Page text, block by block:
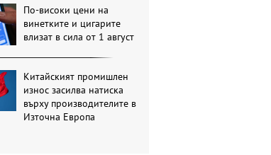
По-високи цени на
винетките и цигарите
влизат в сила от 1 август
Китайският промишлен
износ засилва натиска
върху производителите в
Източна Европа